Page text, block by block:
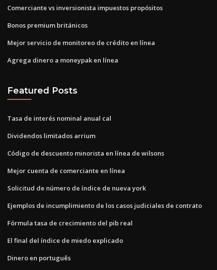
Comerciante vs inversionista impuestos propósitos
Bonos premium británicos
Mejor servicio de monitoreo de crédito en línea
Agrega dinero a moneypak en línea
Featured Posts
Tasa de interés nominal anual cal
Dividendos limitados arrium
Código de descuento minorista en línea de wilsons
Mejor cuenta de comerciante en línea
Solicitud de número de índice de nueva york
Ejemplos de incumplimiento de los casos judiciales de contrato
Fórmula tasa de crecimiento del pib real
El final del índice de miedo explicado
Dinero en português